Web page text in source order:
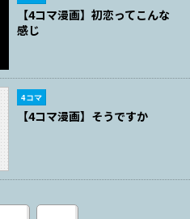
【4コマ漫画】初恋ってこんな
感じ
4コマ
【4コマ漫画】そうですか